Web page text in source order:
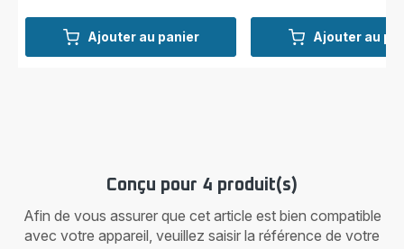
Ajouter au panier Ajouter au
Conçu pour 4 produit(s)
Afin de vous assurer que cet article est bien compatible
avec votre appareil, veuillez saisir la référence de votre